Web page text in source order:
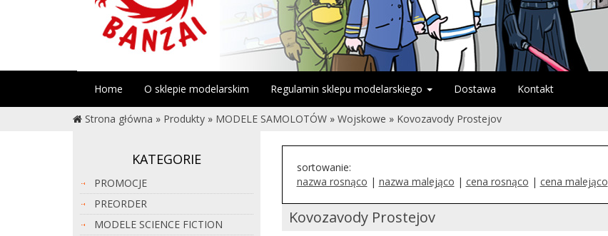
Home O sklepie modelarskim Regulamin sklepu modelarskiego Dostawa Kontakt
Strona główna » Produkty » MODELE SAMOLOTÓW » Wojskowe » Kovozavody Prostejov
KATEGORIE
PROMOCJE
PREORDER
MODELE SCIENCE FICTION
sortowanie:
nazwa rosnąco | nazwa malejąco | cena rosnąco | cena malejąco
Kovozavody Prostejov